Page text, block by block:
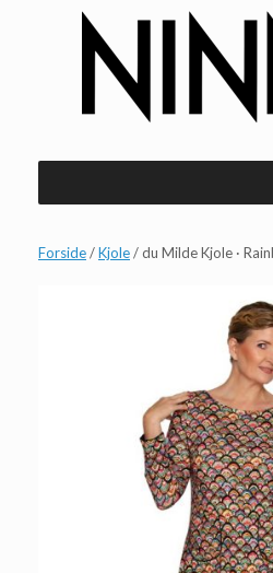
Forside/Kjole/ du Milde Kjole ·